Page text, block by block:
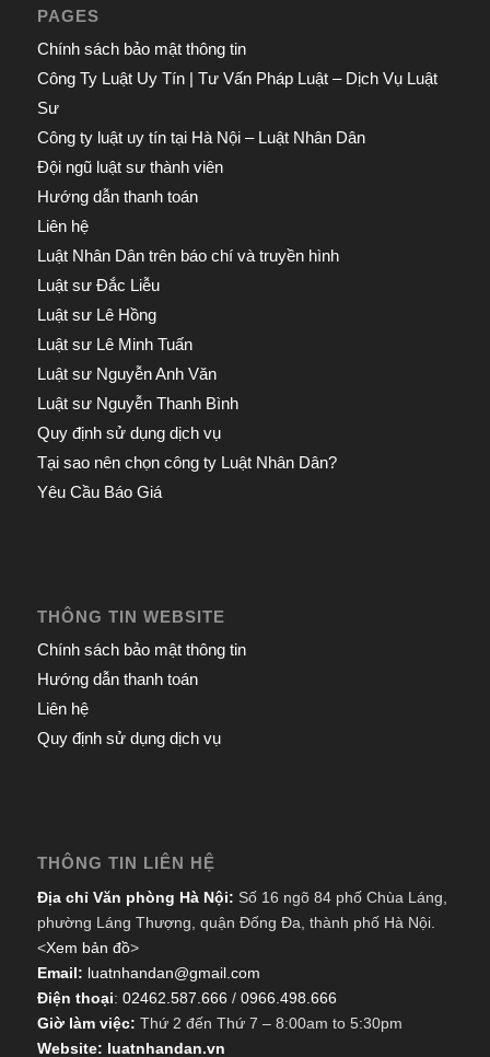
PAGES
Chính sách bảo mật thông tin
Công Ty Luật Uy Tín | Tư Vấn Pháp Luật – Dịch Vụ Luật
Sư
Công ty luật uy tín tại Hà Nội – Luật Nhân Dân
Đội ngũ luật sư thành viên
Hướng dẫn thanh toán
Liên hệ
Luật Nhân Dân trên báo chí và truyền hình
Luật sư Đắc Liễu
Luật sư Lê Hồng
Luật sư Lê Minh Tuấn
Luật sư Nguyễn Anh Văn
Luật sư Nguyễn Thanh Bình
Quy định sử dụng dịch vụ
Tại sao nên chọn công ty Luật Nhân Dân?
Yêu Cầu Báo Giá
THÔNG TIN WEBSITE
Chính sách bảo mật thông tin
Hướng dẫn thanh toán
Liên hệ
Quy định sử dụng dịch vụ
THÔNG TIN LIÊN HỆ
Địa chỉ Văn phòng Hà Nội: Số 16 ngõ 84 phố Chùa Láng,
phường Láng Thượng, quận Đống Đa, thành phố Hà Nội.
<Xem bản đồ>
Email: luatnhandan@gmail.com
Điện thoại: 02462.587.666 / 0966.498.666
Giờ làm việc: Thứ 2 đến Thứ 7 – 8:00am to 5:30pm
Website: luatnhandan.vn